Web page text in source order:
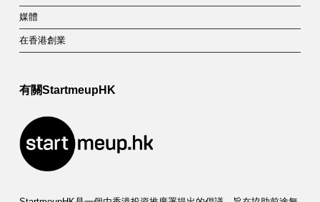
媒體
在香港創業
有關StartmeupHK